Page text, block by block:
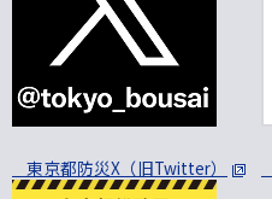
東京都防災X（旧Twitter）